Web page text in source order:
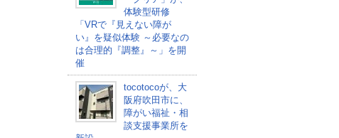
体験型研修
「VRで『見えない障が
い』を疑似体験 ～必要なの
は合理的『調整』～」を開
催
tocotocoが、大
阪府吹田市に、
障がい福祉・相
談支援事業所を